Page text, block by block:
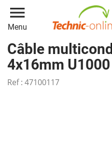
menu
Menu
Câble
4x16mm U1000
Ref : 47100117